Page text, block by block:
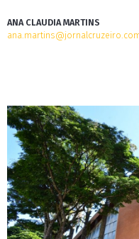
ANA CLAUDIA MARTINS